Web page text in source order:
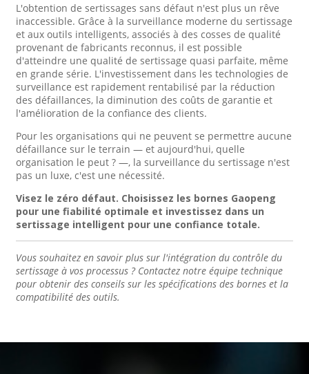
L'obtention de sertissages sans défaut n'est plus un rêve
inaccessible. Grâce à la surveillance moderne du sertissage
et aux outils intelligents, associés à des cosses de qualité
provenant de fabricants reconnus, il est possible
d'atteindre une qualité de sertissage quasi parfaite, même
en grande série. L'investissement dans les technologies de
surveillance est rapidement rentabilisé par la réduction
des défaillances, la diminution des coûts de garantie et
l'amélioration de la confiance des clients.
Pour les organisations qui ne peuvent se permettre aucune
défaillance sur le terrain — et aujourd'hui, quelle
organisation le peut ? —, la surveillance du sertissage n'est
pas un luxe, c'est une nécessité.
Visez le zéro défaut. Choisissez les bornes Gaopeng
pour une fiabilité optimale et investissez dans un
sertissage intelligent pour une confiance totale.
Vous souhaitez en savoir plus sur l'intégration du contrôle du
sertissage à vos processus ? Contactez notre équipe technique
pour obtenir des conseils sur les spécifications des bornes et la
compatibilité des outils.